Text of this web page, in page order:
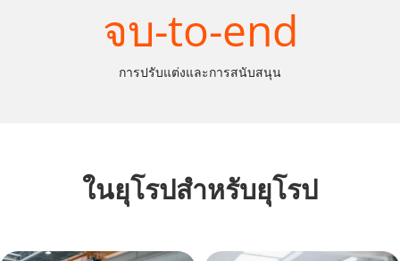
จบ-to-end
การปรับแต่งและการสนับสนุน
ในยุโรปสำหรับยุโรป